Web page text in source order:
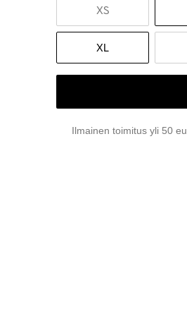
XS
XL
Ilmainen toimitus yli 50